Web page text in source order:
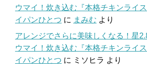
ウマイ！炊き込む『本格チキンライ
イパンひとつ に まみむ より
アレンジでさらに美味しくなる！星
ウマイ！炊き込む『本格チキンライ
イパンひとつ に ミソヒラ より